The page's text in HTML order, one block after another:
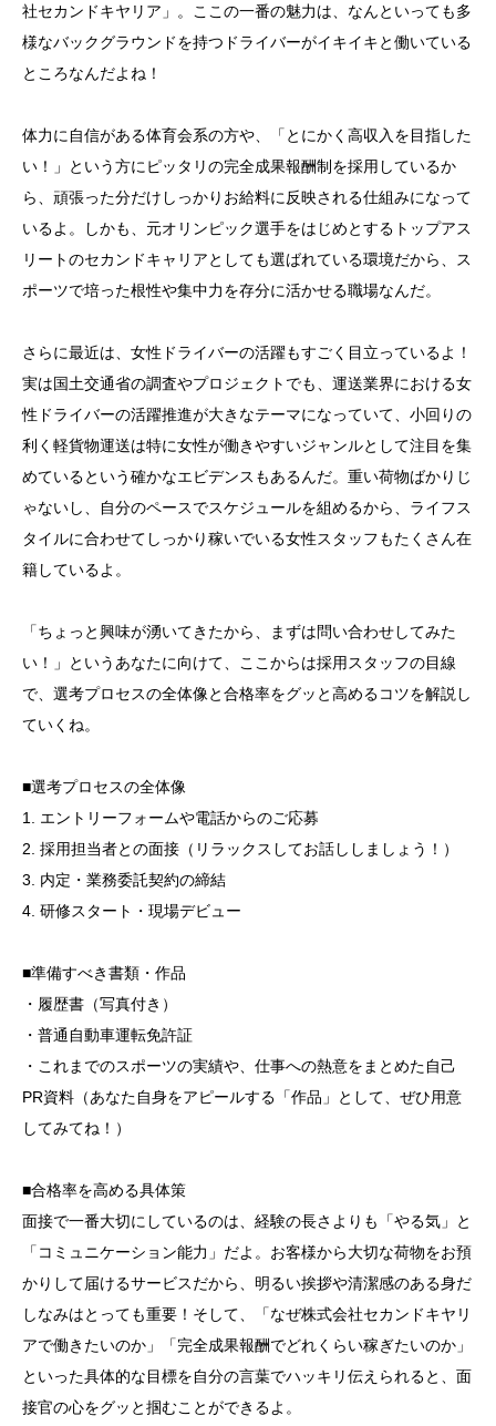
社セカンドキヤリア」。ここの一番の魅力は、なんといっても多
様なバックグラウンドを持つドライバーがイキイキと働いている
ところなんだよね！
体力に自信がある体育会系の方や、「とにかく高収入を目指した
い！」という方にピッタリの完全成果報酬制を採用しているか
ら、頑張った分だけしっかりお給料に反映される仕組みになって
いるよ。しかも、元オリンピック選手をはじめとするトップアス
リートのセカンドキャリアとしても選ばれている環境だから、ス
ポーツで培った根性や集中力を存分に活かせる職場なんだ。
さらに最近は、女性ドライバーの活躍もすごく目立っているよ！
実は国土交通省の調査やプロジェクトでも、運送業界における女
性ドライバーの活躍推進が大きなテーマになっていて、小回りの
利く軽貨物運送は特に女性が働きやすいジャンルとして注目を集
めているという確かなエビデンスもあるんだ。重い荷物ばかりじ
ゃないし、自分のペースでスケジュールを組めるから、ライフス
タイルに合わせてしっかり稼いでいる女性スタッフもたくさん在
籍しているよ。
「ちょっと興味が湧いてきたから、まずは問い合わせしてみた
い！」というあなたに向けて、ここからは採用スタッフの目線
で、選考プロセスの全体像と合格率をグッと高めるコツを解説し
ていくね。
■選考プロセスの全体像
1. エントリーフォームや電話からのご応募
2. 採用担当者との面接（リラックスしてお話ししましょう！）
3. 内定・業務委託契約の締結
4. 研修スタート・現場デビュー
■準備すべき書類・作品
・履歴書（写真付き）
・普通自動車運転免許証
・これまでのスポーツの実績や、仕事への熱意をまとめた自己
PR資料（あなた自身をアピールする「作品」として、ぜひ用意
してみてね！）
■合格率を高める具体策
面接で一番大切にしているのは、経験の長さよりも「やる気」と
「コミュニケーション能力」だよ。お客様から大切な荷物をお預
かりして届けるサービスだから、明るい挨拶や清潔感のある身だ
しなみはとっても重要！そして、「なぜ株式会社セカンドキヤリ
アで働きたいのか」「完全成果報酬でどれくらい稼ぎたいのか」
といった具体的な目標を自分の言葉でハッキリ伝えられると、面
接官の心をグッと掴むことができるよ。